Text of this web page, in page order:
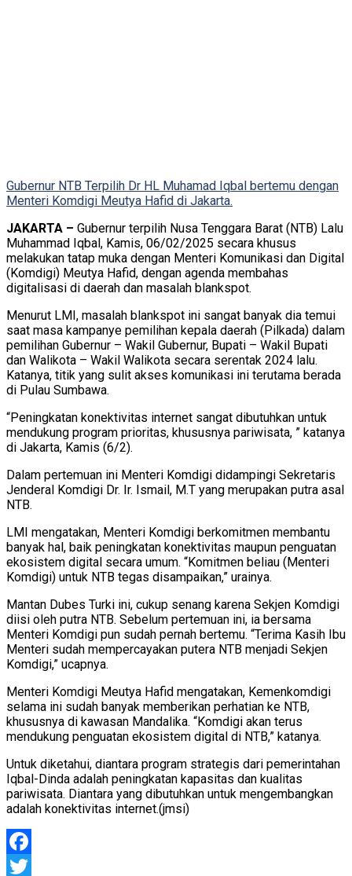
Gubernur NTB Terpilih Dr HL Muhamad Iqbal bertemu dengan
Menteri Komdigi Meutya Hafid di Jakarta.
JAKARTA – Gubernur terpilih Nusa Tenggara Barat (NTB) Lalu
Muhammad Iqbal, Kamis, 06/02/2025 secara khusus
melakukan tatap muka dengan Menteri Komunikasi dan Digital
(Komdigi) Meutya Hafid, dengan agenda membahas
digitalisasi di daerah dan masalah blankspot.
Menurut LMI, masalah blankspot ini sangat banyak dia temui
saat masa kampanye pemilihan kepala daerah (Pilkada) dalam
pemilihan Gubernur – Wakil Gubernur, Bupati – Wakil Bupati
dan Walikota – Wakil Walikota secara serentak 2024 lalu.
Katanya, titik yang sulit akses komunikasi ini terutama berada
di Pulau Sumbawa.
“Peningkatan konektivitas internet sangat dibutuhkan untuk
mendukung program prioritas, khususnya pariwisata, ” katanya
di Jakarta, Kamis (6/2).
Dalam pertemuan ini Menteri Komdigi didampingi Sekretaris
Jenderal Komdigi Dr. Ir. Ismail, M.T yang merupakan putra asal
NTB.
LMI mengatakan, Menteri Komdigi berkomitmen membantu
banyak hal, baik peningkatan konektivitas maupun penguatan
ekosistem digital secara umum. “Komitmen beliau (Menteri
Komdigi) untuk NTB tegas disampaikan,” urainya.
Mantan Dubes Turki ini, cukup senang karena Sekjen Komdigi
diisi oleh putra NTB. Sebelum pertemuan ini, ia bersama
Menteri Komdigi pun sudah pernah bertemu. “Terima Kasih Ibu
Menteri sudah mempercayakan putera NTB menjadi Sekjen
Komdigi,” ucapnya.
Menteri Komdigi Meutya Hafid mengatakan, Kemenkomdigi
selama ini sudah banyak memberikan perhatian ke NTB,
khususnya di kawasan Mandalika. “Komdigi akan terus
mendukung penguatan ekosistem digital di NTB,” katanya.
Untuk diketahui, diantara program strategis dari pemerintahan
Iqbal-Dinda adalah peningkatan kapasitas dan kualitas
pariwisata. Diantara yang dibutuhkan untuk mengembangkan
adalah konektivitas internet.(jmsi)
Facebook